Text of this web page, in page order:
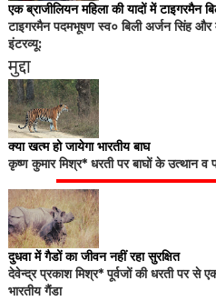
एक ब्राजीलियन महिला की यादों में टाइगरमैन
टाइगरमैन पदमभूषण स्व० बिली अर्जन सिंह और
इंटरव्यू:
मुद्दा
क्या खत्म हो जायेगा भारतीय बाघ
कृष्ण कुमार मिश्र* धरती पर बाघों के उत्थान
दुधवा में गैडों का जीवन नहीं रहा सुरक्षित
देवेन्द्र प्रकाश मिश्र* पूर्वजों की धरती पर से
भारतीय गैंडा